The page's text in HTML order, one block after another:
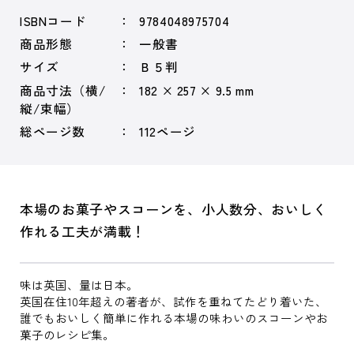
ISBNコード
9784048975704
商品形態
一般書
サイズ
Ｂ５判
商品寸法（横/
縦/束幅）
182 × 257 × 9.5 mm
総ページ数 112ページ
本場のお菓子やスコーンを、小人数分、おいしく
作れる工夫が満載！
味は英国、量は日本。
英国在住10年超えの著者が、試作を重ねてたどり着いた、
誰でもおいしく簡単に作れる本場の味わいのスコーンやお
菓子のレシピ集。